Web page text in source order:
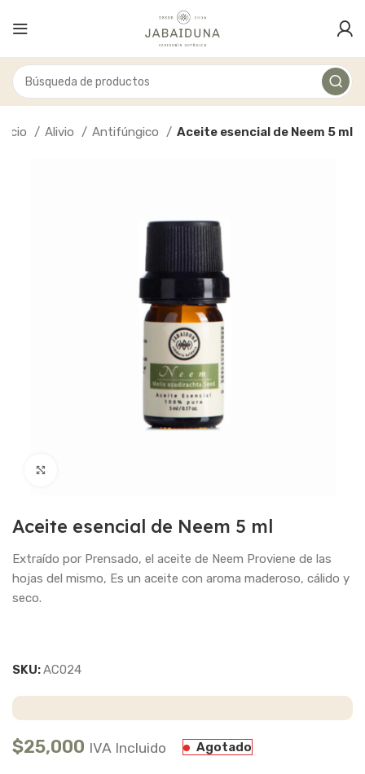
Alivio Antifúngico Aceite esencial de Neem 5 ml
Aceite esencial de Neem 5 ml
Extraído por Prensado, el aceite de Neem Proviene de las
hojas del mismo, Es un aceite con aroma maderoso, cálido y
seco.
SKU:AC024
$25,000 IVA Incluido Agotado